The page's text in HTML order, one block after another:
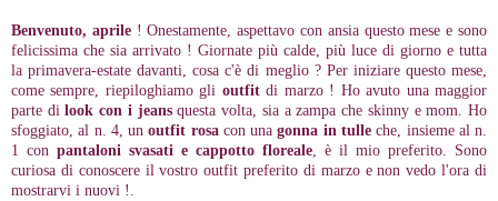
Benvenuto, aprile! Onestamente, aspettavo con ansia questo mese e sono
felicissima che sia arrivato ! Giornate più calde, più luce di giorno e tutta
la primavera-estate davanti, cosa c'è di meglio ? Per iniziare questo mese,
come sempre, riepiloghiamo gli outfitdi marzo ! Ho avuto una maggior
parte dilook con i jeansquesta volta, sia a zampa che skinny e mom. Ho
sfoggiato, al n. 4, unoutfit rosacon unagonna in tulleche, insieme al n.
1 con pantaloni svasati e cappotto floreale , è il mio preferito. Sono
curiosa di conoscere il vostro outfit preferito di marzo e non vedo l'ora di
mostrarvi i nuovi !.